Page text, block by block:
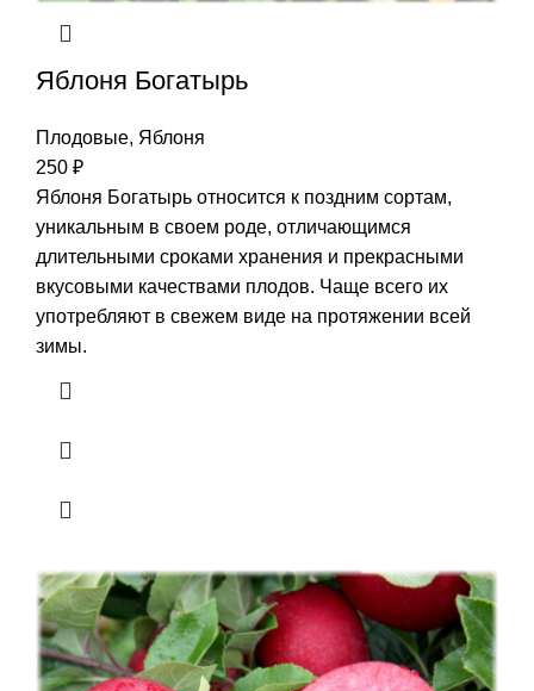
Яблоня Богатырь
Плодовые, Яблоня
250 ₽
Яблоня Богатырь относится к поздним сортам,
уникальным в своем роде, отличающимся
длительными сроками хранения и прекрасными
вкусовыми качествами плодов. Чаще всего их
употребляют в свежем виде на протяжении всей
зимы.